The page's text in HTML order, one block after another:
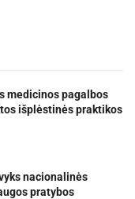
medicinos pagalbos
išplėstinės praktikos
nacionalinės
pratybos